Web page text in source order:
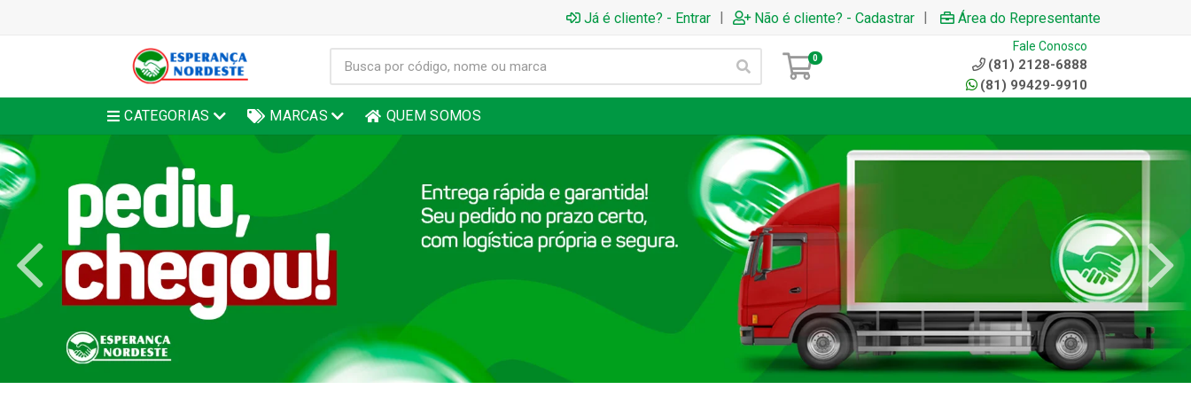
Já é cliente? - Entrar | Não é cliente? - Cadastrar | Área do Representante
0
Fale Conosco
(81) 2128-6888
(81) 99429-9910
CATEGORIAS MARCAS QUEM SOMOS